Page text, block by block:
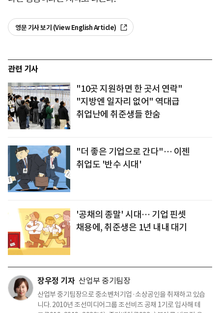
영문 기사 보기 (View English Article)
관련 기사
"10곳 지원하면 한 곳서 연락"
"지방엔 일자리 없어" 역대급
취업난에 취준생들 한숨
"더 좋은 기업으로 간다"… 이젠
취업도 '반수 시대'
'공채의 종말' 시대… 기업 핀셋
채용에, 취준생은 1년 내내 대기
장우정 기자 산업부 중기팀장
산업부 중기팀장으로 중소벤처기업·소상공인을 취재하고 있습
니다. 2010년 조선미디어그룹 조선비즈 공채 1기로 입사해 테